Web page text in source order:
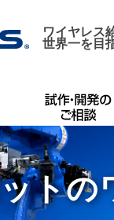
ワイヤレス
世界一を目
トの